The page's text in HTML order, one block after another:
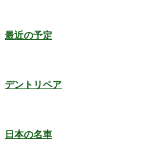
最近の予定
デントリペア
日本の名車